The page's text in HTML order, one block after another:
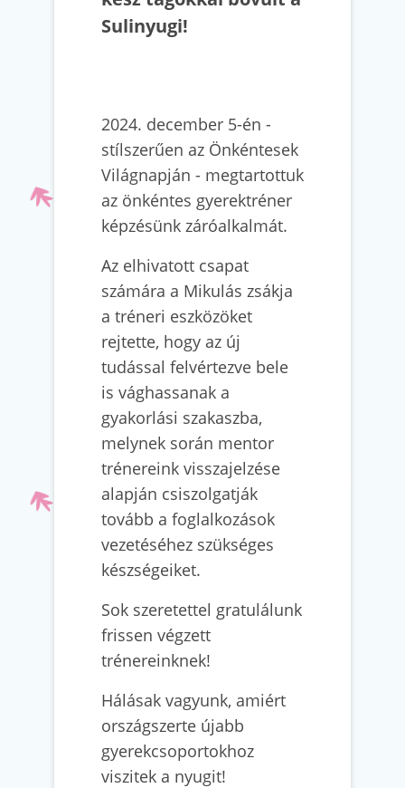
Sulinyugi!
2024. december 5-én -
stílszerűen az Önkéntesek
Világnapján - megtartottuk
az önkéntes gyerektréner
képzésünk záróalkalmát.
Az elhivatott csapat
számára a Mikulás zsákja
a tréneri eszközöket
rejtette, hogy az új
tudással felvértezve bele
is vághassanak a
gyakorlási szakaszba,
melynek során mentor
trénereink visszajelzése
alapján csiszolgatják
tovább a foglalkozások
vezetéséhez szükséges
készségeiket.
Sok szeretettel gratulálunk
frissen végzett
trénereinknek!
Hálásak vagyunk, amiért
országszerte újabb
gyerekcsoportokhoz
viszitek a nyugit!